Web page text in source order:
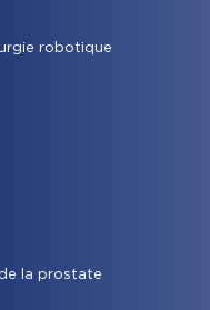
robotique
la prostate